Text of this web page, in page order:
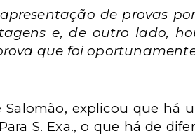
de provas
e, de outro lado,
que foi
Salomão, explicou que há
S. Exa., o que há de